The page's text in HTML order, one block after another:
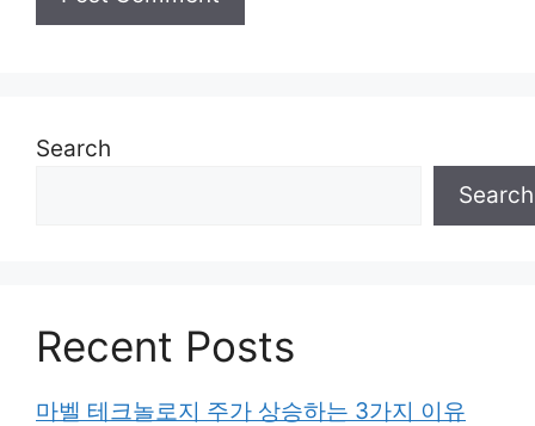
Search
Search
Recent Posts
마벨 테크놀로지 주가 상승하는 3가지 이유